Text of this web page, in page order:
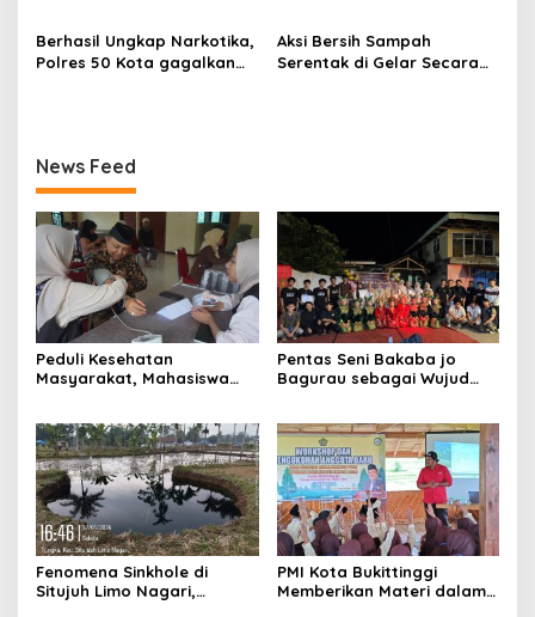
Pangkalan
Perhatian Pemerintah
Berhasil Ungkap Narkotika,
Polres 50 Kota gagalkan
Aksi Bersih Sampah
Serentak di Gelar Secara
News Feed
Peduli Kesehatan
Masyarakat, Mahasiswa
di Suayan
Pentas Seni Bakaba jo
Bagurau sebagai Wujud
Fenomena Sinkhole di
Situjuh Limo Nagari,
PMI Kota Bukittinggi
Memberikan Materi dalam